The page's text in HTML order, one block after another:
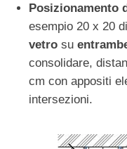
Posizionamento
esempio 20 x 20
vetro su
consolidare,
cm con appositi
intersezioni.